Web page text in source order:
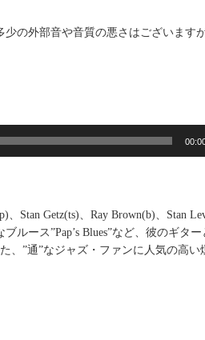
少の外部音や音質の悪さはございます
、Stan Getz(ts)、Ray Brown(b)、Stan
ルース”Pap’s Blues”など、彼のギタ
、”通”なジャズ・ファンに人気の高い